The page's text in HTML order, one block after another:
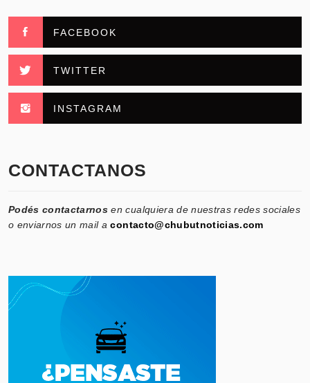
FACEBOOK
TWITTER
INSTAGRAM
CONTACTANOS
Podés contactarnos en cualquiera de nuestras redes sociales
o enviarnos un mail acontacto@chubutnoticias.com